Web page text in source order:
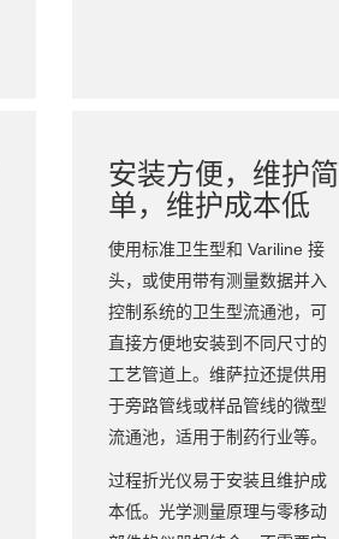
安装方便，维护简
单，维护成本低
使用标准卫生型和 Variline 接
头，或使用带有测量数据并入
控制系统的卫生型流通池，可
直接方便地安装到不同尺寸的
工艺管道上。维萨拉还提供用
于旁路管线或样品管线的微型
流通池，适用于制药行业等。
过程折光仪易于安装且维护成
本低。光学测量原理与零移动